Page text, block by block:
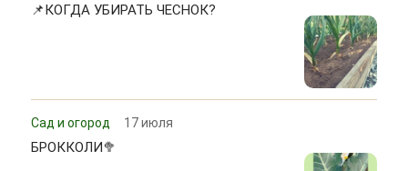
📌КОГДА УБИРАТЬ ЧЕСНОК?
Сад и огород 17 июля
БРОККОЛИ🥦